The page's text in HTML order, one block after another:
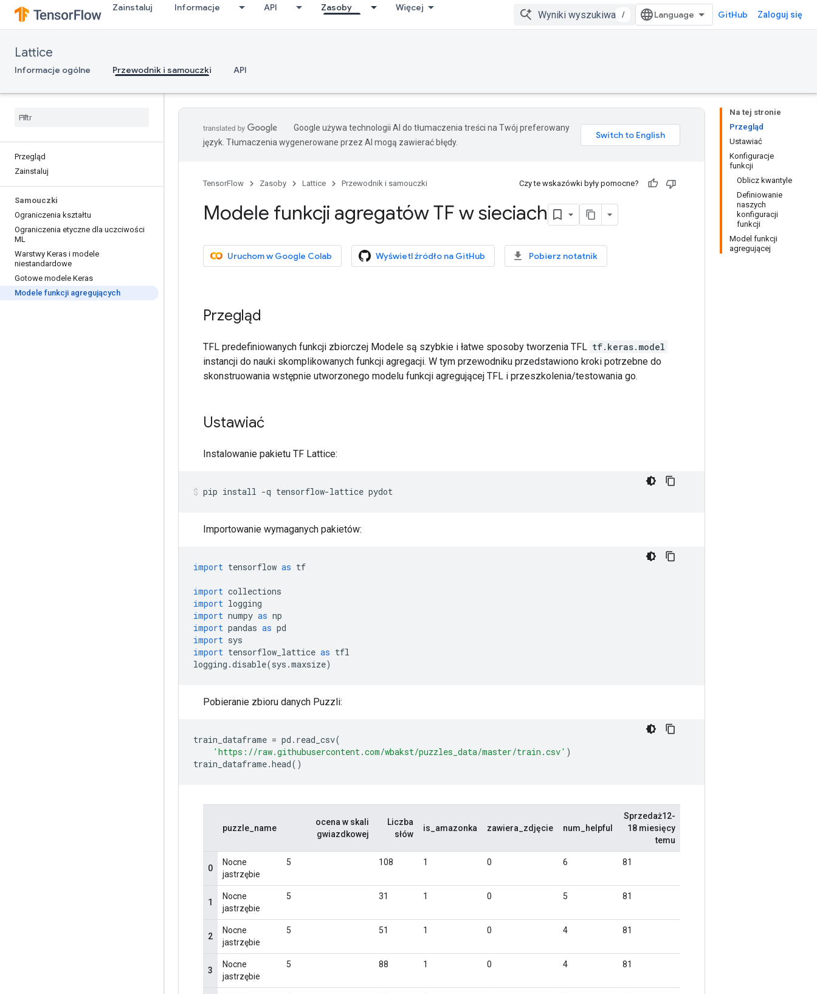
Zainstaluj Informacje API Zasoby Więcej
/ GitHub Zaloguj się
Lattice
Informacje ogólne Przewodnik i samouczki API
Przegląd
Zainstaluj
Samouczki
Ograniczenia kształtu
Ograniczenia etyczne dla uczciwości
ML
Warstwy Keras i modele
niestandardowe
Gotowe modele Keras
Modele funkcji agregujących
Na tej stronie
Przegląd
Ustawiać
Konfiguracje
funkcji
Oblicz kwantyle
Definiowanie
naszych
konfiguracji
funkcji
Model funkcji
agregującej
Google używa technologii AI do tłumaczenia treści na Twój preferowany
język. Tłumaczenia wygenerowane przez AI mogą zawierać błędy.
TensorFlow Zasoby Lattice Przewodnik i samouczki Czy te wskazówki były pomocne?
Modele funkcji agregatów TF w sieciach
Uruchom w Google Colab Wyświetl źródło na GitHub Pobierz notatnik
Przegląd
TFL predefiniowanych funkcji zbiorczej Modele są szybkie i łatwe sposoby tworzenia TFL tf.keras.model
instancji do nauki skomplikowanych funkcji agregacji. W tym przewodniku przedstawiono kroki potrzebne do
skonstruowania wstępnie utworzonego modelu funkcji agregującej TFL i przeszkolenia/testowania go.
Ustawiać
Instalowanie pakietu TF Lattice:
pip install -q tensorflow-lattice pydot
Importowanie wymaganych pakietów:
import tensorflow as tf
import collections
import logging
import numpy as np
import pandas as pd
import sys
import tensorflow_lattice as tfl
logging .disable(sys .maxsize)
Pobieranie zbioru danych Puzzli:
train_dataframe = pd . read_csv(
'https://raw.githubusercontent.com/wbakst/puzzles_data/master/train.csv' )
train_dataframe.head()